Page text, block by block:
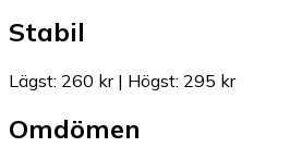
Stabil
Lägst: 260 kr| Högst: 295 kr
Omdömen